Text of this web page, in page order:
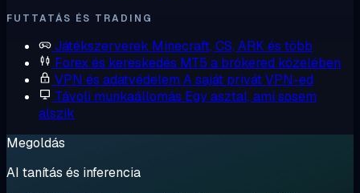
FUTTATÁS ÉS TRADING
Játékszerverek Minecraft, CS, ARK és több
Forex és kereskedés MT5 a brókered közelében
VPN és adatvédelem A saját privát VPN-ed
Távoli munkaállomás Egy asztal, ami sosem
alszik
Megoldás
AI tanítás és inferencia